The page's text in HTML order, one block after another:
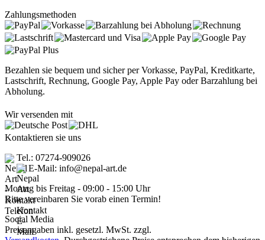
Zahlungsmethoden
Bezahlen sie bequem und sicher per Vorkasse, PayPal, Kreditkarte,
Lastschrift, Rechnung, Google Pay, Apple Pay oder Barzahlung bei
Abholung.
Wir versenden mit
Kontaktieren sie uns
Tel.: 07274-909026
E-Mail: info@nepal-art.de
Montag bis Freitag - 09:00 - 15:00 Uhr
Bitte vereinbaren Sie vorab einen Termin!
Social Media
Preisangaben inkl. gesetzl. MwSt. zzgl.